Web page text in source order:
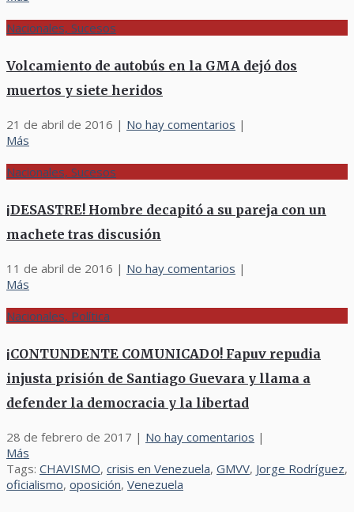
Nacionales, Sucesos
Volcamiento de autobús en la GMA dejó dos
muertos y siete heridos
21 de abril de 2016 | No hay comentarios |
Más
Nacionales, Sucesos
¡DESASTRE! Hombre decapitó a su pareja con un
machete tras discusión
11 de abril de 2016 | No hay comentarios |
Más
Nacionales, Política
¡CONTUNDENTE COMUNICADO! Fapuv repudia
injusta prisión de Santiago Guevara y llama a
defender la democracia y la libertad
28 de febrero de 2017 | No hay comentarios |
Más
Tags: CHAVISMO, crisis en Venezuela, GMVV, Jorge Rodríguez,
oficialismo, oposición, Venezuela